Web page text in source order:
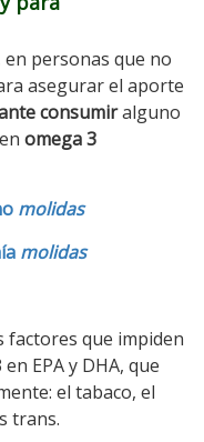
en personas que no
asegurar el aporte
consumiralguno
omega 3
molidas
molidas
factores que impiden
EPA y DHA, que
el tabaco, el
trans.